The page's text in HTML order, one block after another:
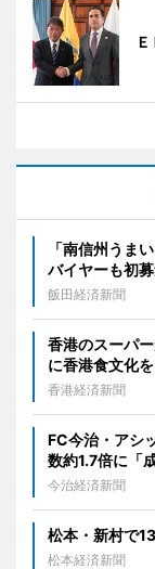
「南信州うま
バイヤーも初
飯田経済新聞
香港のスーパ
に香港食文化を
香港経済新聞
FC今治・アシ
数約1.7倍に「
今治経済新聞
松本・新村で
松本経済新聞